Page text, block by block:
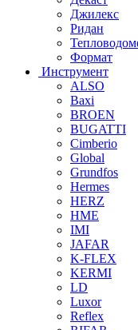
Джилекс
Ридан
Формат
Инструмент
ALSO
Baxi
BROEN
BUGATTI
Cimberio
Global
Grundfos
Hermes
HERZ
HME
IMI
JAFAR
K-FLEX
KERMI
LD
Luxor
Reflex